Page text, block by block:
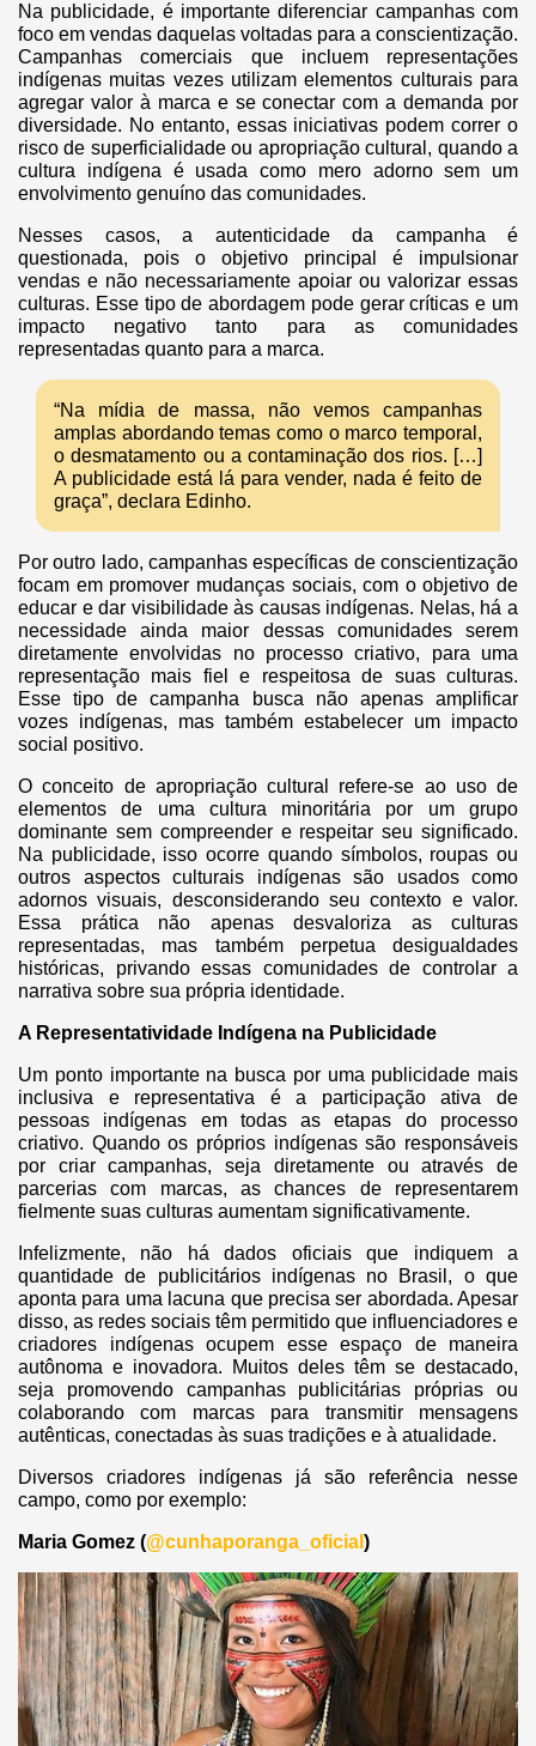
Na publicidade, é importante diferenciar campanhas com
foco em vendas daquelas voltadas para a conscientização.
Campanhas comerciais que incluem representações
indígenas muitas vezes utilizam elementos culturais para
agregar valor à marca e se conectar com a demanda por
diversidade. No entanto, essas iniciativas podem correr o
risco de superficialidade ou apropriação cultural, quando a
cultura indígena é usada como mero adorno sem um
envolvimento genuíno das comunidades.
Nesses casos, a autenticidade da campanha é
questionada, pois o objetivo principal é impulsionar
vendas e não necessariamente apoiar ou valorizar essas
culturas. Esse tipo de abordagem pode gerar críticas e um
impacto negativo tanto para as comunidades
representadas quanto para a marca.
“Na mídia de massa, não vemos campanhas
amplas abordando temas como o marco temporal,
o desmatamento ou a contaminação dos rios. […]
A publicidade está lá para vender, nada é feito de
graça”, declara Edinho.
Por outro lado, campanhas específicas de conscientização
focam em promover mudanças sociais, com o objetivo de
educar e dar visibilidade às causas indígenas. Nelas, há a
necessidade ainda maior dessas comunidades serem
diretamente envolvidas no processo criativo, para uma
representação mais fiel e respeitosa de suas culturas.
Esse tipo de campanha busca não apenas amplificar
vozes indígenas, mas também estabelecer um impacto
social positivo.
O conceito de apropriação cultural refere-se ao uso de
elementos de uma cultura minoritária por um grupo
dominante sem compreender e respeitar seu significado.
Na publicidade, isso ocorre quando símbolos, roupas ou
outros aspectos culturais indígenas são usados como
adornos visuais, desconsiderando seu contexto e valor.
Essa prática não apenas desvaloriza as culturas
representadas, mas também perpetua desigualdades
históricas, privando essas comunidades de controlar a
narrativa sobre sua própria identidade.
A Representatividade Indígena na Publicidade
Um ponto importante na busca por uma publicidade mais
inclusiva e representativa é a participação ativa de
pessoas indígenas em todas as etapas do processo
criativo. Quando os próprios indígenas são responsáveis
por criar campanhas, seja diretamente ou através de
parcerias com marcas, as chances de representarem
fielmente suas culturas aumentam significativamente.
Infelizmente, não há dados oficiais que indiquem a
quantidade de publicitários indígenas no Brasil, o que
aponta para uma lacuna que precisa ser abordada. Apesar
disso, as redes sociais têm permitido que influenciadores e
criadores indígenas ocupem esse espaço de maneira
autônoma e inovadora. Muitos deles têm se destacado,
seja promovendo campanhas publicitárias próprias ou
colaborando com marcas para transmitir mensagens
autênticas, conectadas às suas tradições e à atualidade.
Diversos criadores indígenas já são referência nesse
campo, como por exemplo:
Maria Gomez (@cunhaporanga_oficial )